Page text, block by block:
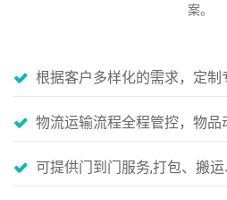
案。
根据客户多样化的需求，定制
物流运输流程全程管控，物品
可提供门到门服务,打包、搬